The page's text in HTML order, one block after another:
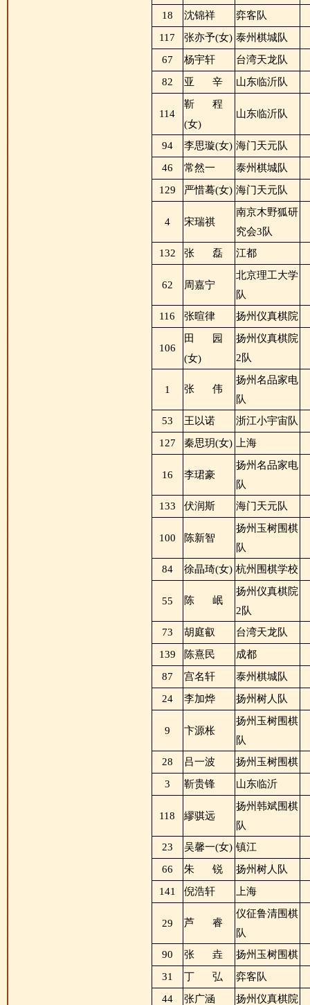
18 沈锦祥
弈客队
117
张亦予(女) 泰州棋城队
67
杨宇轩
台湾天龙队
82
亚 辛 山东临沂队
114
靳
程
(女)
山东临沂队
94 李思璇(女) 海门天元队
46
常然一
泰州棋城队
129
严惜蓦(女) 海门天元队
4 宋瑞祺
南京木野狐研
究会3队
132
张 磊 江都
62 周嘉宁
北京理工大学
队
116
张暄律 扬州仪真棋院
106
田
园
(女)
扬州仪真棋院
2队
1 张 伟
扬州名品家电
队
53
王以诺
浙江小宇宙队
127
秦思玥(女) 上海
16 李珺豪
扬州名品家电
队
133
伏润斯 海门天元队
100 陈新智
扬州玉树围棋
队
84
徐晶琦(女) 杭州围棋学校
55 陈 岷
扬州仪真棋院
2队
73
胡庭叡
台湾天龙队
139
陈熹民
成都
87
宫名轩
泰州棋城队
24
李加烨 扬州树人队
9 卞源枨
扬州玉树围棋
队
28
吕一波
扬州玉树围棋
3
靳贵锋 山东临沂
118 繆骐远
扬州韩斌围棋
队
23
吴馨一(女) 镇江
66
朱 锐
扬州树人队
141
倪浩轩 上海
29 芦 睿
仪征鲁清围棋
队
90
张 垚
扬州玉树围棋
31
丁 弘
弈客队
44
张广涵
扬州仪真棋院